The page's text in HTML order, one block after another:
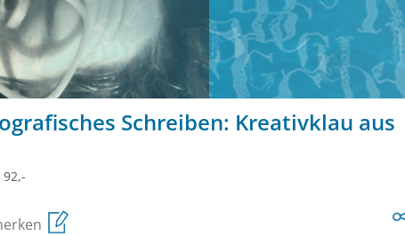
Schreiben: Kreativklau aus
92,-